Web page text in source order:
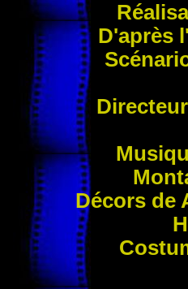
D'après
Décors de